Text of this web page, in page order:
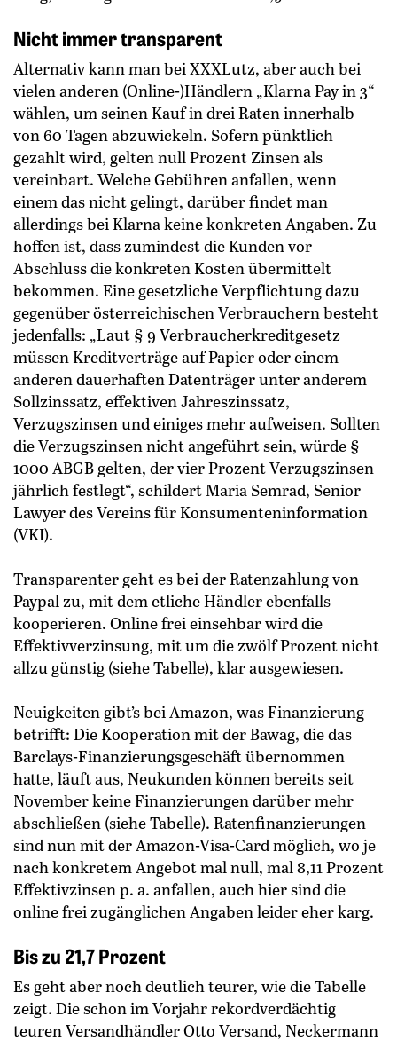
Nicht immer transparent
Alternativ kann man bei XXXLutz, aber auch bei
vielen anderen (Online-)Händlern „Klarna Pay in 3“
wählen, um seinen Kauf in drei Raten innerhalb
von 60 Tagen abzuwickeln. Sofern pünktlich
gezahlt wird, gelten null Prozent Zinsen als
vereinbart. Welche Gebühren anfallen, wenn
einem das nicht gelingt, darüber findet man
allerdings bei Klarna keine konkreten Angaben. Zu
hoffen ist, dass zumindest die Kunden vor
Abschluss die konkreten Kosten übermittelt
bekommen. Eine gesetzliche Verpflichtung dazu
gegenüber österreichischen Verbrauchern besteht
jedenfalls: „Laut § 9 Verbraucherkreditgesetz
müssen Kreditverträge auf Papier oder einem
anderen dauerhaften Datenträger unter anderem
Sollzinssatz, effektiven Jahreszinssatz,
Verzugszinsen und einiges mehr aufweisen. Sollten
die Verzugszinsen nicht angeführt sein, würde §
1000 ABGB gelten, der vier Prozent Verzugszinsen
jährlich festlegt“, schildert Maria Semrad, Senior
Lawyer des Vereins für Konsumenteninformation
(VKI).
Transparenter geht es bei der Ratenzahlung von
Paypal zu, mit dem etliche Händler ebenfalls
kooperieren. Online frei einsehbar wird die
Effektivverzinsung, mit um die zwölf Prozent nicht
allzu günstig (siehe Tabelle), klar ausgewiesen.
Neuigkeiten gibt’s bei Amazon, was Finanzierung
betrifft: Die Kooperation mit der Bawag, die das
Barclays-Finanzierungsgeschäft übernommen
hatte, läuft aus, Neukunden können bereits seit
November keine Finanzierungen darüber mehr
abschließen (siehe Tabelle). Ratenfinanzierungen
sind nun mit der Amazon-Visa-Card möglich, wo je
nach konkretem Angebot mal null, mal 8,11 Prozent
Effektivzinsen p. a. anfallen, auch hier sind die
online frei zugänglichen Angaben leider eher karg.
Bis zu 21,7 Prozent
Es geht aber noch deutlich teurer, wie die Tabelle
zeigt. Die schon im Vorjahr rekordverdächtig
teuren Versandhändler Otto Versand, Neckermann